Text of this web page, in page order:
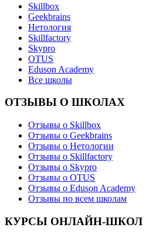
Skillbox
Geekbrains
Нетология
Skillfactory
Skypro
OTUS
Eduson Academy
Все школы
ОТЗЫВЫ О ШКОЛАХ
Отзывы о Skillbox
Отзывы о Geekbrains
Отзывы о Нетологии
Отзывы о Skillfactory
Отзывы о Skypro
Отзывы о OTUS
Отзывы о Eduson Academy
Отзывы по всем школам
КУРСЫ ОНЛАЙН-ШКОЛ